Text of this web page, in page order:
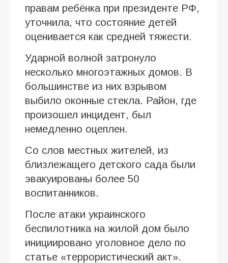
правам ребёнка при президенте РФ,
уточнила, что состояние детей
оценивается как средней тяжести.
Ударной волной затронуло
несколько многоэтажных домов. В
большинстве из них взрывом
выбило оконные стекла. Район, где
произошел инцидент, был
немедленно оцеплен.
Со слов местных жителей, из
близлежащего детского сада были
эвакуированы более 50
воспитанников.
После атаки украинского
беспилотника на жилой дом было
инициировано уголовное дело по
статье «террористический акт».